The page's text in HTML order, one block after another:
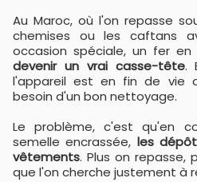
Au Maroc, où l'on repasse
chemises ou les caftans
occasion spéciale, un fer
devenir un vrai casse-tête.
l'appareil est en fin de vie
besoin d'un bon nettoyage.
Le problème, c'est qu'en
semelle encrassée, les
vêtements. Plus on repasse,
que l'on cherche justement à